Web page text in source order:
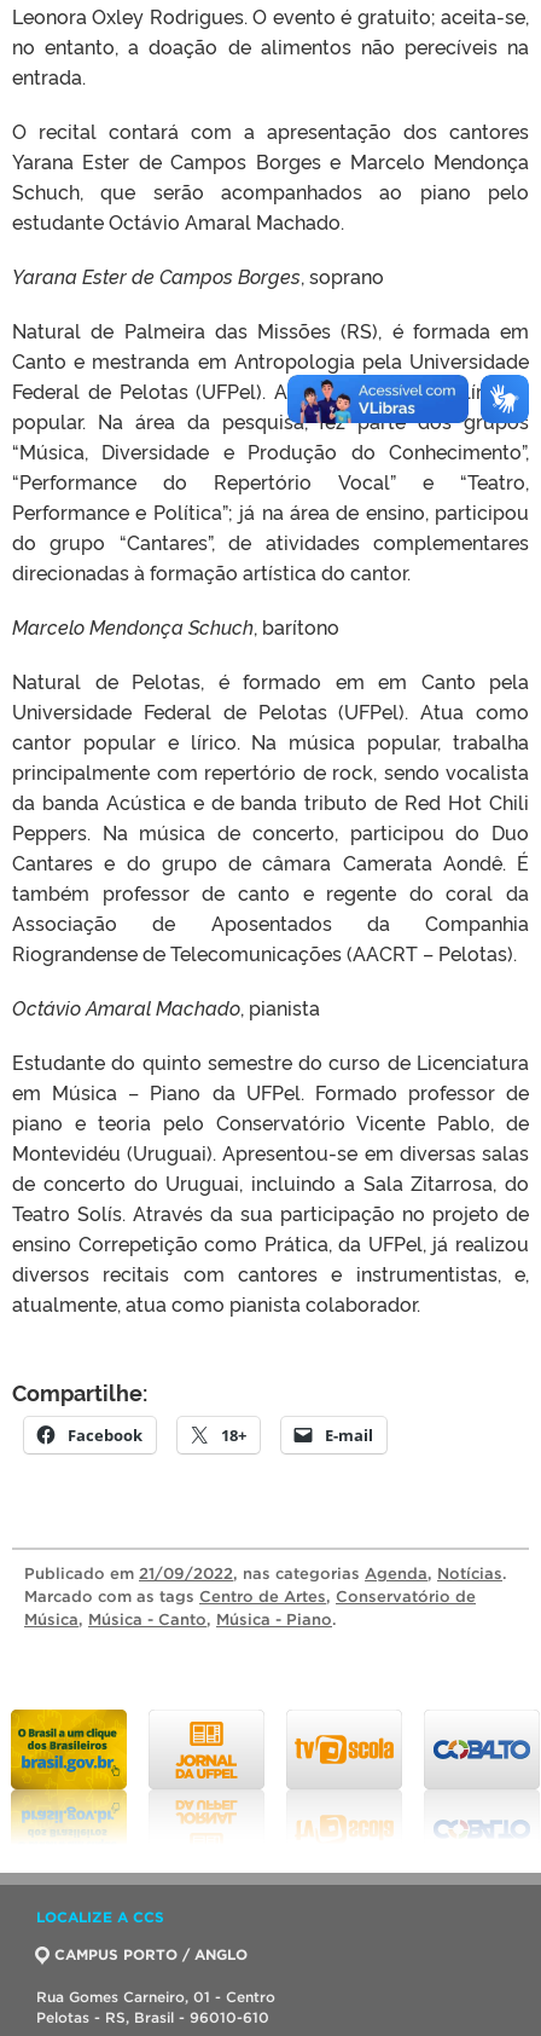
Leonora Oxley Rodrigues. O evento é gratuito; aceita-se,
no entanto, a doação de alimentos não perecíveis na
entrada.
O recital contará com a apresentação dos cantores
Yarana Ester de Campos Borges e Marcelo Mendonça
Schuch, que serão acompanhados ao piano pelo
estudante Octávio Amaral Machado.
Yarana Ester de Campos Borges, soprano
Natural de Palmeira das Missões (RS), é formada em
Canto e mestranda em Antropologia pela Universidade
Federal de Pelotas (UFPel). Atua como cantora lírica e
popular. Na área da pesquisa, fez parte dos grupos
“Música, Diversidade e Produção do Conhecimento”,
“Performance do Repertório Vocal” e “Teatro,
Performance e Política”; já na área de ensino, participou
do grupo “Cantares”, de atividades complementares
direcionadas à formação artística do cantor.
Marcelo Mendonça Schuch, barítono
Natural de Pelotas, é formado em em Canto pela
Universidade Federal de Pelotas (UFPel). Atua como
cantor popular e lírico. Na música popular, trabalha
principalmente com repertório de rock, sendo vocalista
da banda Acústica e de banda tributo de Red Hot Chili
Peppers. Na música de concerto, participou do Duo
Cantares e do grupo de câmara Camerata Aondê. É
também professor de canto e regente do coral da
Associação de Aposentados da Companhia
Riograndense de Telecomunicações (AACRT – Pelotas).
Octávio Amaral Machado, pianista
Estudante do quinto semestre do curso de Licenciatura
em Música – Piano da UFPel. Formado professor de
piano e teoria pelo Conservatório Vicente Pablo, de
Montevidéu (Uruguai). Apresentou-se em diversas salas
de concerto do Uruguai, incluindo a Sala Zitarrosa, do
Teatro Solís. Através da sua participação no projeto de
ensino Correpetição como Prática, da UFPel, já realizou
diversos recitais com cantores e instrumentistas, e,
atualmente, atua como pianista colaborador.
Compartilhe:
Facebook 18+ E-mail
Publicado em 21/09/2022, nas categorias Agenda, Notícias.
Marcado com as tags Centro de Artes, Conservatório de
Música, Música - Canto, Música - Piano.
LOCALIZE A CCS
CAMPUS PORTO / ANGLO
Rua Gomes Carneiro, 01 - Centro
Pelotas - RS, Brasil - 96010-610